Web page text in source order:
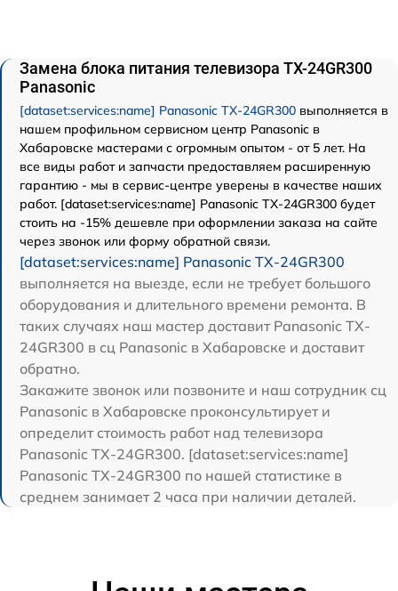
Замена блока питания телевизора TX-24GR300
Panasonic
[dataset:services:name] Panasonic TX-24GR300 выполняется в
нашем профильном сервисном центр Panasonic в
Хабаровске мастерами с огромным опытом - от 5 лет. На
все виды работ и запчасти предоставляем расширенную
гарантию - мы в сервис-центре уверены в качестве наших
работ. [dataset:services:name] Panasonic TX-24GR300 будет
стоить на -15% дешевле при оформлении заказа на сайте
через звонок или форму обратной связи.
[dataset:services:name] Panasonic TX-24GR300
выполняется на выезде, если не требует большого
оборудования и длительного времени ремонта. В
таких случаях наш мастер доставит Panasonic TX-
24GR300 в сц Panasonic в Хабаровске и доставит
обратно.
Закажите звонок или позвоните и наш сотрудник сц
Panasonic в Хабаровске проконсультирует и
определит стоимость работ над телевизора
Panasonic TX-24GR300. [dataset:services:name]
Panasonic TX-24GR300 по нашей статистике в
среднем занимает 2 часа при наличии деталей.